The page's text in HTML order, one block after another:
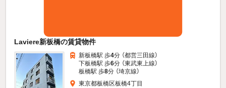
Laviere新板橋の賃貸物件
新板橋駅 歩4分 （都営三田線）
下板橋駅 歩6分 （東武東上線）
板橋駅 歩8分 （埼京線）
東京都板橋区板橋4丁目